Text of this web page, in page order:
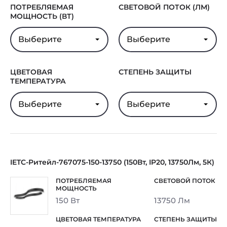
ПОТРЕБЛЯЕМАЯ
МОЩНОСТЬ (ВТ)
Выберите
СВЕТОВОЙ ПОТОК (ЛМ)
Выберите
ЦВЕТОВАЯ
ТЕМПЕРАТУРА
Выберите
СТЕПЕНЬ ЗАЩИТЫ
Выберите
IETC-Ритейл-767075-150-13750 (150Вт, IP20, 13750Лм, 5К)
150 Вт 13750 Лм